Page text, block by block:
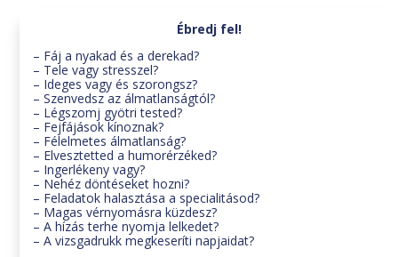
Ébredj fel!
– Fáj a nyakad és a derekad?
– Tele vagy stresszel?
– Ideges vagy és szorongsz?
– Szenvedsz az álmatlanságtól?
– Légszomj gyötri tested?
– Fejfájások kínoznak?
– Félelmetes álmatlanság?
– Elvesztetted a humorérzéked?
– Ingerlékeny vagy?
– Nehéz döntéseket hozni?
– Feladatok halasztása a specialitásod?
– Magas vérnyomásra küzdesz?
– A hízás terhe nyomja lelkedet?
– A vizsgadrukk megkeseríti napjaidat?